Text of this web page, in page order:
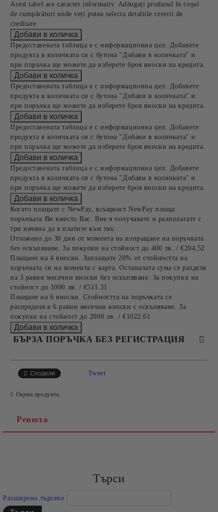
Acest tabel are caracter informativ. Adăugați produsul în coșul
de cumpărături unde veți putea selecta detaliile cererii de
creditare.
Предоставената таблица е с информационна цел. Добавете
продукта в количката си с бутона "Добави в количката" и
при поръчка ще можете да изберете броя вноски на кредита.
Предоставената таблица е с информационна цел. Добавете
продукта в количката си с бутона "Добави в количката" и
при поръчка ще можете да изберете броя вноски на кредита.
Предоставената таблица е с информационна цел. Добавете
продукта в количката си с бутона "Добави в количката" и
при поръчка ще можете да изберете броя вноски на кредита.
Предоставената таблица е с информационна цел. Добавете
продукта в количката си с бутона "Добави в количката" и
при поръчка ще можете да изберете броя вноски на кредита.
Когато плащате с NewPay, всъщност NewPay плаща
поръчката Ви вместо Вас. Вие я получавате и разполагате с
три начина да я платите към тях:
Отложено до 30 дни от момента на изпращане на поръчката
без оскъпяване. За покупки на стойност до 400 лв. / €204,52
Плащане на 4 вноски. Заплащате 20% от стойността на
поръчката си на момента с карта. Останалата сума се разделя
на 3 равни месечни вноски без оскъпяване. За покупки на
стойност до 1000 лв. / €511.31
Плащане на 6 вноски. Стойността на поръчката се
разпределя в 6 равни месечни вноски с оскъпяване. За
покупки на стойност до 2000 лв. / €1022.61
БЪРЗА ПОРЪЧКА БЕЗ РЕГИСТРАЦИЯ
Сподели Tweet
Оцени продукта
Ревюта
Търси
Разширено търсене